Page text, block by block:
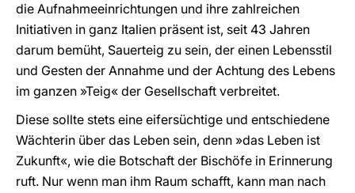
die Aufnahmeeinrichtungen und ihre zahlreichen
Initiativen in ganz Italien präsent ist, seit 43 Jahren
darum bemüht, Sauerteig zu sein, der einen Lebensstil
und Gesten der Annahme und der Achtung des Lebens
im ganzen »Teig« der Gesellschaft verbreitet.
Diese sollte stets eine eifersüchtige und entschiedene
Wächterin über das Leben sein, denn »das Leben ist
Zukunft«, wie die Botschaft der Bischöfe in Erinnerung
ruft. Nur wenn man ihm Raum schafft, kann man nach